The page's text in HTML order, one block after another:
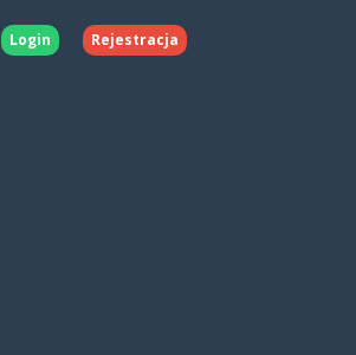
Login Rejestracja